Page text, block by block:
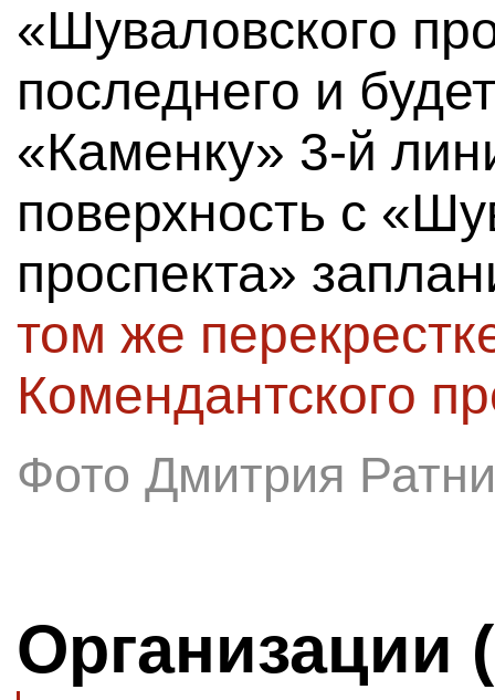
«Шуваловского
последнего и
«Каменку» 3-й
поверхность с
проспекта»
том же
Комендантского
Фото Дмитрия
Организации